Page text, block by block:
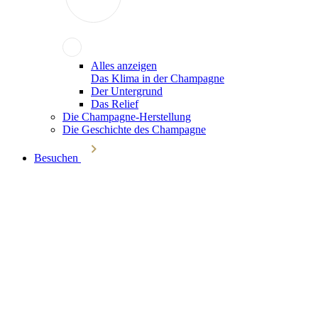
Alles anzeigen
Das Klima in der Champagne
Der Untergrund
Das Relief
Die Champagne-Herstellung
Die Geschichte des Champagne
Besuchen